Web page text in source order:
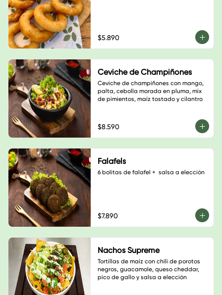
$5.890
Ceviche de Champiñones
Ceviche de champiñones con mango,
palta, cebolla morada en pluma, mix
de pimientos, maíz tostado y cilantro
$8.590
Falafels
6 bolitas de falafel +  salsa a elección
$7.890
Nachos Supreme
Tortillas de maíz con chili de porotos
negros, guacamole, queso cheddar,
pico de gallo y salsa a elección